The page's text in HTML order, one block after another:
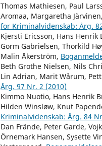
Thomas Mathiesen, Paul
Aromaa, Margaretha
for Kriminalvidenskab: Årg.
Kjersti Ericsson, Hans Henrik
Gorm Gabrielsen, Thorkild
Malin Åkerström,
Beth Grothe Nielsen, Nils
Lin Adrian, Marit Wårum,
Årg. 97 Nr. 2 (2010)
Kimmo Nuotio, Hans Henrik
Hilden Winsløw, Knut
Kriminalvidenskab: Årg. 84
Dan Frände, Peter Garde,
Örnemark Hansen, Sysette